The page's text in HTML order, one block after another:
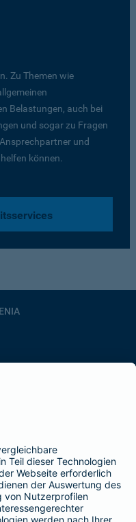
Zu Themen wie
Belastungen, auch bei
und sogar zu Fragen
und
können.